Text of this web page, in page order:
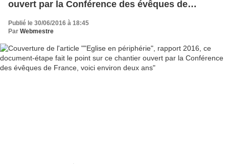
ouvert par la Conférence des évêques de
Publié le 30/06/2016 à 18:45
Par Webmestre